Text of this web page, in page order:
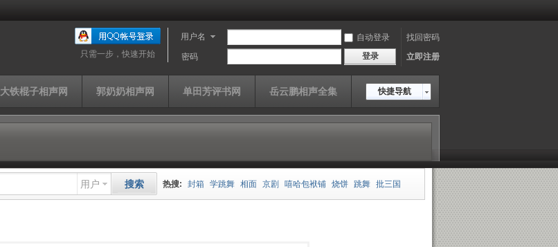
用户名 自动登录
找回密码
密码
登录 立即注册
只需一步，快速开始
快捷导航
大铁棍子相声网 郭奶奶相声网 单田芳评书网 岳云鹏相声全集
用户 搜索 热搜: 封箱 学跳舞 相面 京剧 嘻哈包袱铺 烧饼 跳舞 批三国